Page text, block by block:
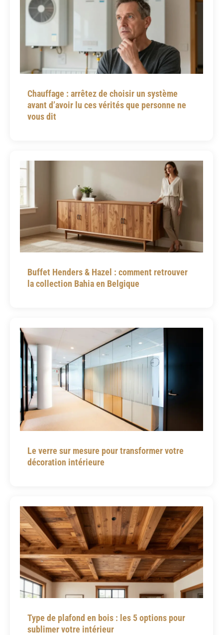
Chauffage : arrêtez de choisir un système
avant d’avoir lu ces vérités que personne ne
vous dit
Buffet Henders & Hazel : comment retrouver
la collection Bahia en Belgique
Le verre sur mesure pour transformer votre
décoration intérieure
Type de plafond en bois : les 5 options pour
sublimer votre intérieur